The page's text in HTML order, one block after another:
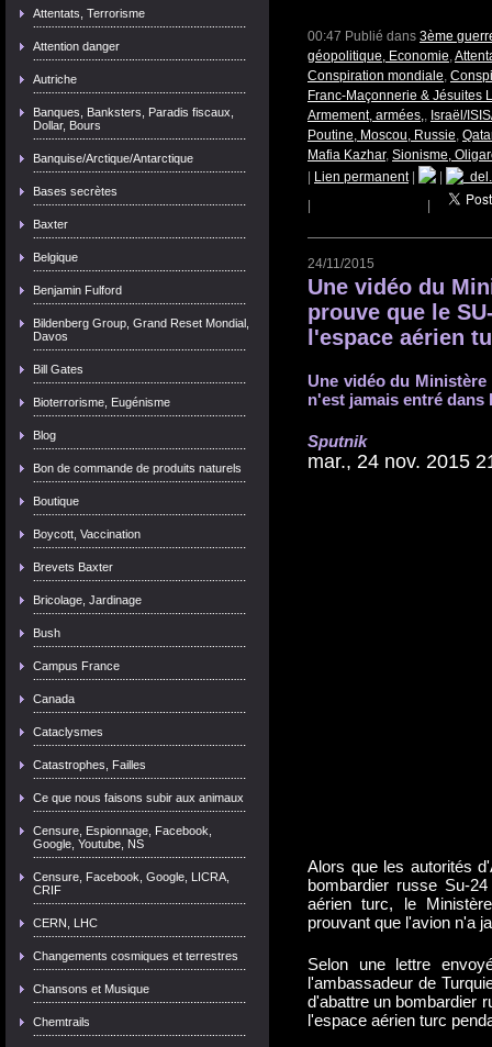
Attentats, Terrorisme
Attention danger
Autriche
Banques, Banksters, Paradis fiscaux,
Dollar, Bours
Banquise/Arctique/Antarctique
Bases secrètes
Baxter
Belgique
Benjamin Fulford
Bildenberg Group, Grand Reset Mondial,
Davos
Bill Gates
Bioterrorisme, Eugénisme
Blog
Bon de commande de produits naturels
Boutique
Boycott, Vaccination
Brevets Baxter
Bricolage, Jardinage
Bush
Campus France
Canada
Cataclysmes
Catastrophes, Failles
Ce que nous faisons subir aux animaux
Censure, Espionnage, Facebook,
Google, Youtube, NS
Censure, Facebook, Google, LICRA,
CRIF
CERN, LHC
Changements cosmiques et terrestres
Chansons et Musique
Chemtrails
00:47 Publié dans 3ème
géopolitique, Economie,
Conspiration mondiale,
Franc-Maçonnerie & Jésuites
Armement, armées,, Israël/
Poutine, Moscou, Russie,
Mafia Kazhar, Sionisme,
Lien permanent|
24/11/2015
Une vidéo du
prouve que le
l'espace aérien
Une vidéo du
n'est jamais entré dans
Sputnik
mar., 24 nov. 2015
Alors que les autorités
bombardier russe Su-
aérien turc, le
prouvant que l'avion n'a
Selon une lettre
l'ambassadeur de
d'abattre un bombardier
l'espace aérien turc